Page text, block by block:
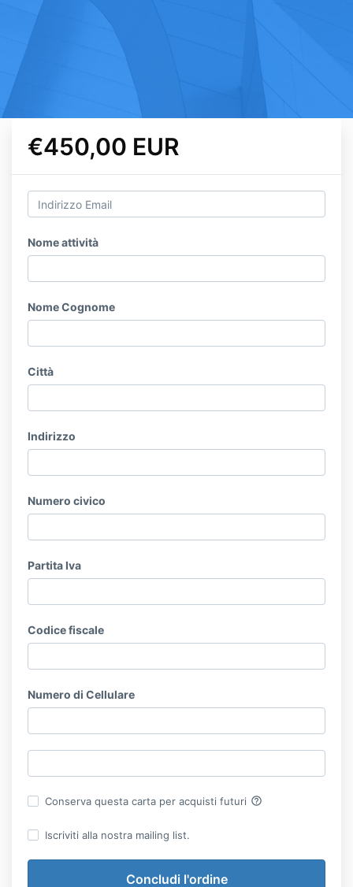
€450,00 EUR
Nome attività
Nome Cognome
Città
Indirizzo
Numero civico
Partita Iva
Codice fiscale
Numero di Cellulare
Conserva questa carta per acquisti futuri help_outline
Iscriviti alla nostra mailing list.